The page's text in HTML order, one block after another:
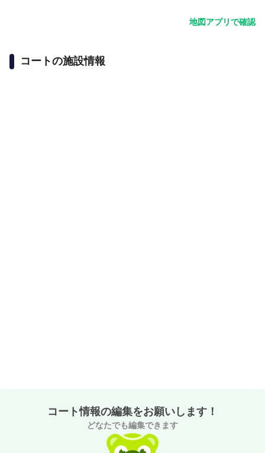
地図アプリで確認
コートの施設情報
コート情報の編集をお願いします！
どなたでも編集できます